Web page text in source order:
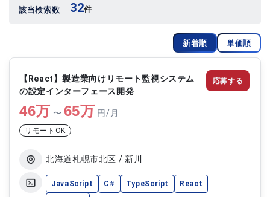
該当検索数 32件
新着順 単価順
【React】製造業向けリモート監視システム
の設定インターフェース開発
46万 〜 65万 円/月
リモートOK
北海道札幌市北区 / 新川
JavaScript C# TypeScript React
応募する